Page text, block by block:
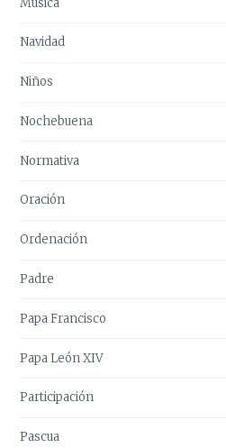
Navidad
Niños
Nochebuena
Normativa
Oración
Ordenación
Padre
Papa Francisco
Papa León XIV
Participación
Pascua